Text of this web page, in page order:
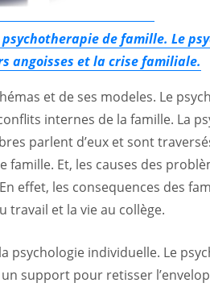
de famille. Le
angoisses et la crise familiale.
et de ses modeles. Le
internes de la famille. La
parlent d’eux et sont
famille. Et, les causes des
effet, les consequences des
travail et la vie au collège.
psychologie individuelle. Le
support pour retisser